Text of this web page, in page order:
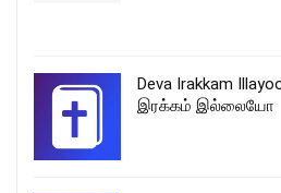
Deva Irakkam
இரக்கம் இல்லையோ